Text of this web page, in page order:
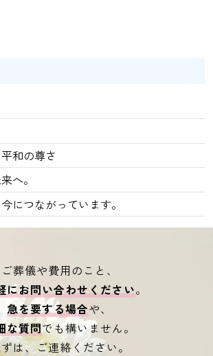
和の尊さ
へ。
につながっています。
ご葬儀や費用のこと、
にお問い合わせください。
急を要する場合や、
な質問でも構いません。
は、ご連絡ください。